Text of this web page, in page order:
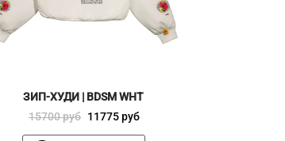
ЗИП-ХУДИ | BDSM WHT
15700руб
Первоначальная
цена
11775руб
Текущая
цена: